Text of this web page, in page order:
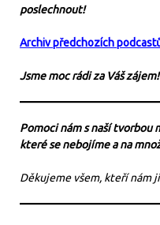
poslechnout!
Archiv předchozích
Jsme moc rádi za Váš zájem!
Pomoci nám s naší tvorbou
které se nebojíme a na
Děkujeme všem, kteří nám